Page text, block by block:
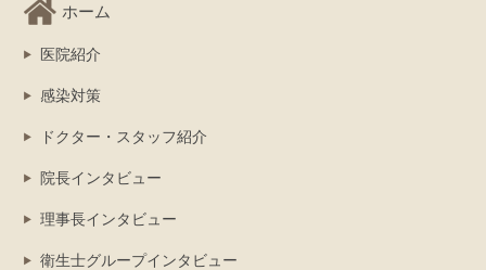
ホーム
医院紹介
感染対策
ドクター・スタッフ紹介
院長インタビュー
理事長インタビュー
衛生士グループインタビュー